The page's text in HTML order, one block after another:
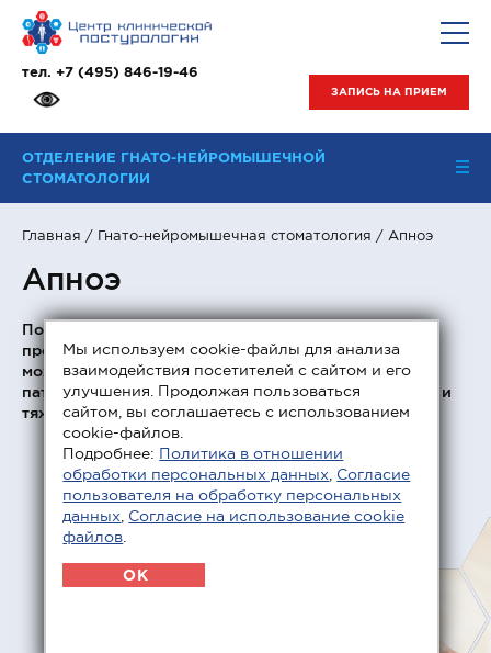
тел. +7 (495) 846-19-46
ЗАПИСЬ НА ПРИЕМ
ОТДЕЛЕНИЕ ГНАТО-НЕЙРОМЫШЕЧНОЙ
СТОМАТОЛОГИИ
Главная / Гнато-нейромышечная стоматология / Апноэ
Апноэ
Под апноэ понимается остановка дыхания. На
протяжении ночи количество остановок дыхания
может варьироваться и зависит от тяжести течения
патологии — легкая (до 10 раз), средняя (до 20 раз) и
тяжелая (более 20 раз) степень.
Мы используем cookie-файлы для анализа
взаимодействия посетителей с сайтом и его
улучшения. Продолжая пользоваться
сайтом, вы соглашаетесь с использованием
cookie-файлов.
Подробнее: Политика в отношении
обработки персональных данных Согласие
пользователя на обработку персональных
данных Согласие на использование cookie
файлов
OK